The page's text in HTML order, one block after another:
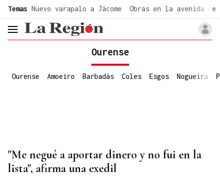
Temas Nuevo varapalo a Jácome Obras en la avenida de
header.menu.open
Ourense
Ourense Amoeiro Barbadás Coles Esgos Nogueira
"Me negué a aportar dinero y no fui en la
lista", afirma una exedil